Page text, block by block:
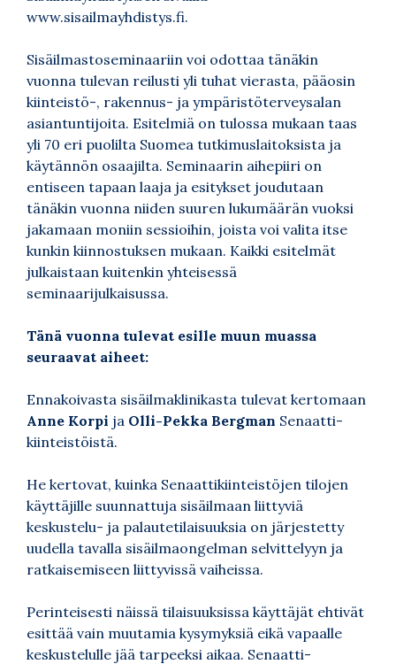
www.sisailmayhdistys.fi.
Sisäilmastoseminaariin voi odottaa tänäkin
vuonna tulevan reilusti yli tuhat vierasta, pääosin
kiinteistö-, rakennus- ja ympäristöterveysalan
asiantuntijoita. Esitelmiä on tulossa mukaan taas
yli 70 eri puolilta Suomea tutkimuslaitoksista ja
käytännön osaajilta. Seminaarin aihepiiri on
entiseen tapaan laaja ja esitykset joudutaan
tänäkin vuonna niiden suuren lukumäärän vuoksi
jakamaan moniin sessioihin, joista voi valita itse
kunkin kiinnostuksen mukaan. Kaikki esitelmät
julkaistaan kuitenkin yhteisessä
seminaarijulkaisussa.
Tänä vuonna tulevat esille muun muassa
seuraavat aiheet:
Ennakoivasta sisäilmaklinikasta tulevat kertomaan
Anne Korpi ja Olli-Pekka Bergman Senaatti-
kiinteistöistä.
He kertovat, kuinka Senaattikiinteistöjen tilojen
käyttäjille suunnattuja sisäilmaan liittyviä
keskustelu- ja palautetilaisuuksia on järjestetty
uudella tavalla sisäilmaongelman selvittelyyn ja
ratkaisemiseen liittyvissä vaiheissa.
Perinteisesti näissä tilaisuuksissa käyttäjät ehtivät
esittää vain muutamia kysymyksiä eikä vapaalle
keskustelulle jää tarpeeksi aikaa. Senaatti-